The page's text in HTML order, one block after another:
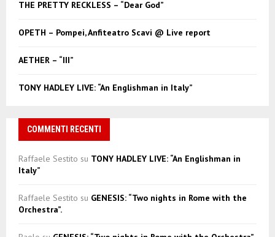
THE PRETTY RECKLESS – “Dear God”
OPETH – Pompei, Anfiteatro Scavi @ Live report
AETHER – “III”
TONY HADLEY LIVE: “An Englishman in Italy”
COMMENTI RECENTI
Raffaele Sestito su TONY HADLEY LIVE: “An Englishman in
Italy”
Raffaele Sestito su GENESIS: “Two nights in Rome with the
Orchestra”.